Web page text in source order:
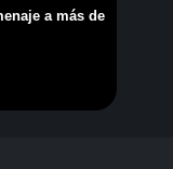
a más de